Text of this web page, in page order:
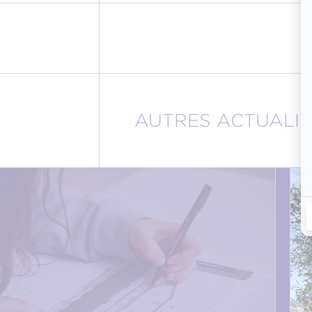
AUTRES